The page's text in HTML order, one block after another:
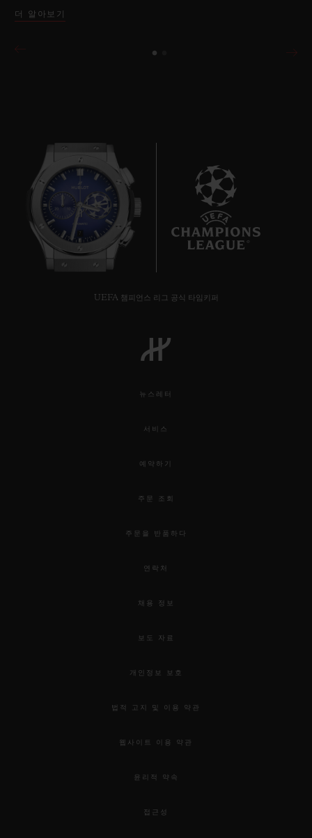
더 알아보기
UEFA 챔피언스 리그 공식 타임키퍼
뉴스레터
서비스
예약하기
주문 조회
주문을 반품하다
연락처
채용 정보
보도 자료
개인정보 보호
법적 고지 및 이용 약관
웹사이트 이용 약관
윤리적 약속
접근성